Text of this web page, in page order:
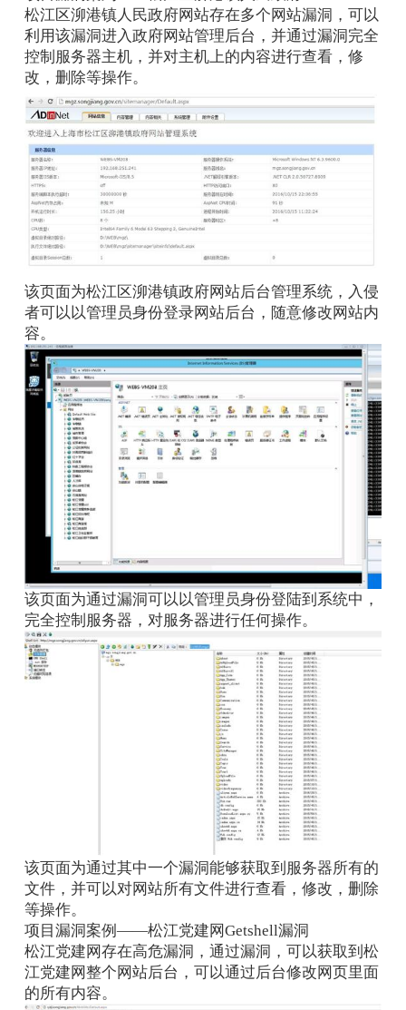
松江区泖港镇人民政府网站存在多个网站漏洞，可以
利用该漏洞进入政府网站管理后台，并通过漏洞完全
控制服务器主机，并对主机上的内容进行查看，修
改，删除等操作。
该页面为松江区泖港镇政府网站后台管理系统，入侵
者可以以管理员身份登录网站后台，随意修改网站内
容。
该页面为通过漏洞可以以管理员身份登陆到系统中，
完全控制服务器，对服务器进行任何操作。
该页面为通过其中一个漏洞能够获取到服务器所有的
文件，并可以对网站所有文件进行查看，修改，删除
等操作。
项目漏洞案例——松江党建网Getshell漏洞
松江党建网存在高危漏洞，通过漏洞，可以获取到松
江党建网整个网站后台，可以通过后台修改网页里面
的所有内容。